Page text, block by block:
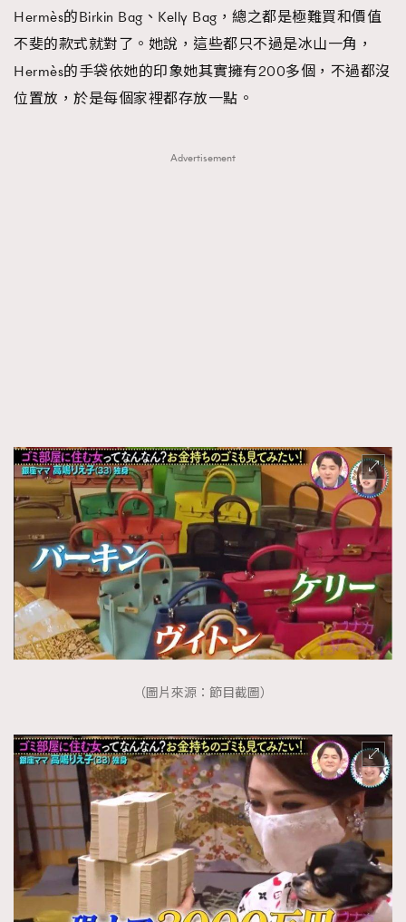
TRENDING
AFrenchMind
DressLikeAParisienne
EmpowerF
FashionWeek FigaroAesthetic
Hermès的Birkin Bag、Kelly Bag，總之都是極難買和價值
不斐的款式就對了。她說，這些都只不過是冰山一角，
Hermès的手袋依她的印象她其實擁有200多個，不過都沒
位置放，於是每個家裡都存放一點。
Advertisement
（圖片來源：節目截圖）